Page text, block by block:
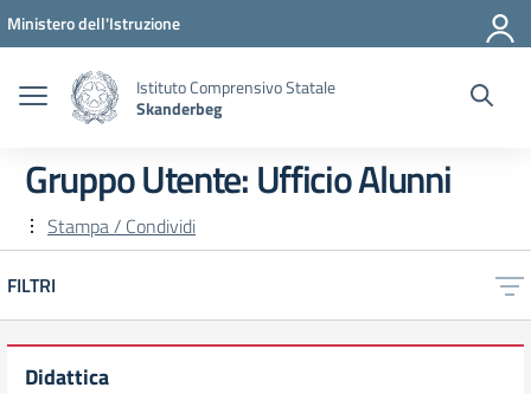
Vai ai contenuti
Vai al menu di navigazione
Vai al footer
Ministero dell'Istruzione
Istituto Comprensivo Statale
Skanderbeg
Gruppo Utente:Ufficio Alunni
Stampa / Condividi
FILTRI
Didattica